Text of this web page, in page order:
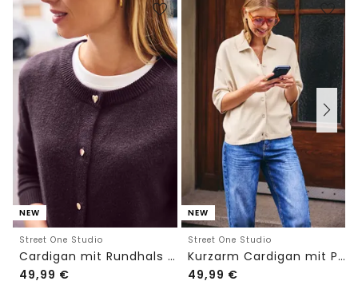
NEW
Street One Studio
Cardigan mit Rundhals und Knöpfen
49,99 €
NEW
Street One Studio
Kurzarm Cardigan mit Polokragen
49,99 €